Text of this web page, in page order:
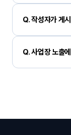
신청하신 당일에 자
보통 서비스 측에
Q. 작성자가 게
상황에 따라서 작성
Q. 사업장 노출
안심하세요. 번개소